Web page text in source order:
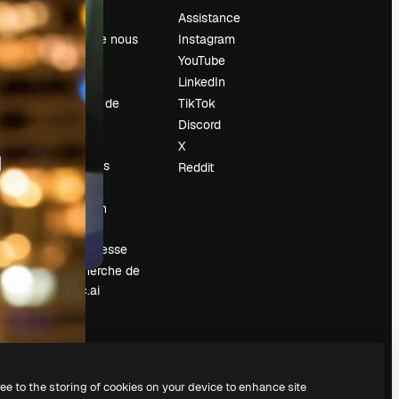
Prix
À propos de nous
Avis
Carrières
Tendances de
Blog
Événements
Slidesgo
Vendre mon
contenu
Salle de presse
À la recherche de
magnific.ai
Assistance
Instagram
YouTube
LinkedIn
TikTok
Discord
X
Reddit
to the storing of cookies on your device to enhance site